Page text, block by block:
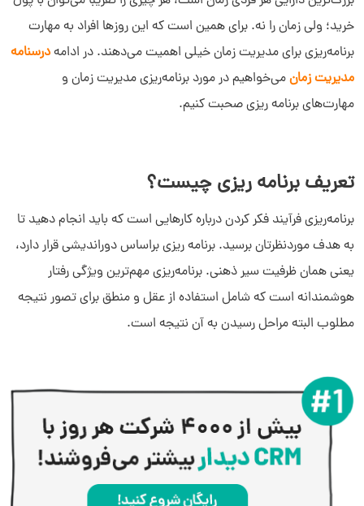
انواع برنامه ریزی
چگونه یک برنامه برای مدیریت زمان بنویسیم؟
بهترین روش‌های برنامه‌ریزی در کسب‌وکار برای مدیریت زمان
نمونه‌هایی از مدیریت زمان
خرید؛ ولی زمان را نه. برای همین است که این روزها افراد به مهارت
برنامه‌ریزی برای مدیریت زمان خیلی اهمیت می‌دهند. در ادامهدرسنامه
مدیریت زمانمی‌خواهیم در مورد برنامه‌ریزی مدیریت زمان و
مهارت‌های برنامه ریزی صحبت کنیم.
تعریف برنامه ریزی چیست؟
برنامه‌ریزی فرآیند فکر کردن درباره کارهایی است که باید انجام دهید تا
به هدف موردنظرتان برسید. برنامه ریزی براساس دوراندیشی قرار دارد،
یعنی همان ظرفیت سیر ذهنی. برنامه‌ریزی مهم‌ترین ویژگی رفتار
هوشمندانه است که شامل استفاده از عقل و منطق برای تصور نتیجه
مطلوب البته مراحل رسیدن به آن نتیجه است.